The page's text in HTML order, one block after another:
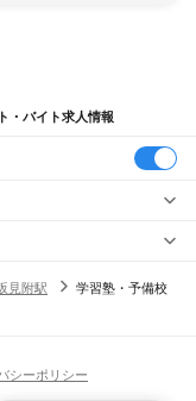
・バイト求人情報
駅新宿駅新大久保駅
見附駅
学習塾・予備校
シーポリシー